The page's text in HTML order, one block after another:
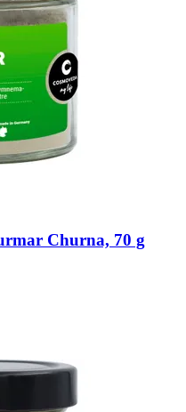
Churna, 70 g